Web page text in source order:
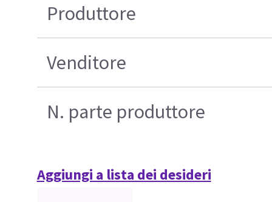
Produttore
Venditore
N. parte produttore
Aggiungi a lista dei desideri